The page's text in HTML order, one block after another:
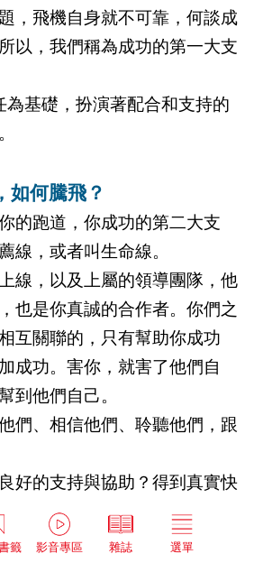
，飛機自身就不可靠，何談成
以，我們稱為成功的第一大支
為基礎，扮演著配合和支持的
如何騰飛？
的跑道，你成功的第二大支
線，或者叫生命線。
線，以及上屬的領導團隊，他
也是你真誠的合作者。你們之
互關聯的，只有幫助你成功
成功。害你，就害了他們自
到他們自己。
們、相信他們、聆聽他們，跟
好的支持與協助？得到真實快
籤 影音專區 雜誌 選單